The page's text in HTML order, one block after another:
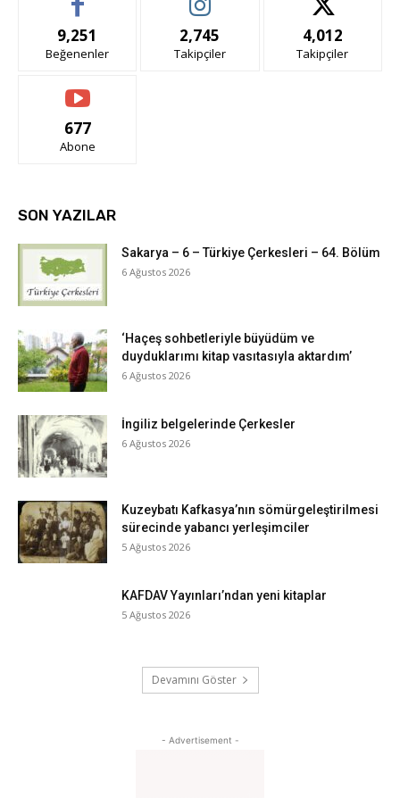
9,251
Beğenenler
2,745
Takipçiler
4,012
Takipçiler
677
Abone
SON YAZILAR
Sakarya – 6 – Türkiye Çerkesleri – 64. Bölüm
6 Ağustos 2026
‘Haçeş sohbetleriyle büyüdüm ve
duyduklarımı kitap vasıtasıyla aktardım’
6 Ağustos 2026
İngiliz belgelerinde Çerkesler
6 Ağustos 2026
Kuzeybatı Kafkasya’nın sömürgeleştirilmesi
sürecinde yabancı yerleşimciler
5 Ağustos 2026
KAFDAV Yayınları’ndan yeni kitaplar
5 Ağustos 2026
Devamını Göster
- Advertisement -